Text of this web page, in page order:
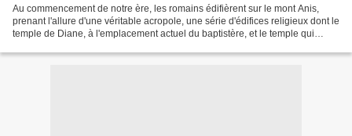
Au commencement de notre ère, les romains édifièrent sur le mont Anis,
prenant l'allure d'une véritable acropole, une série d'édifices religieux dont le
temple de Diane, à l'emplacement actuel du baptistère, et le temple qui